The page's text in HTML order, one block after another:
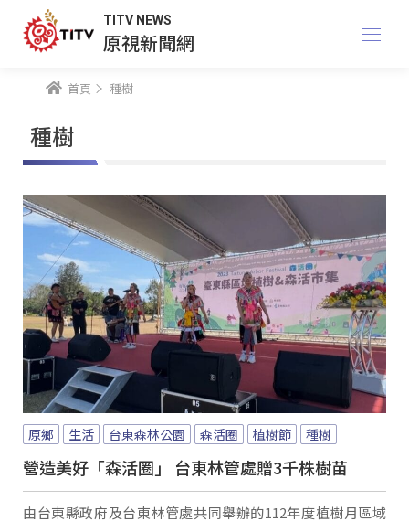
TITV NEWS
原視新聞網
首頁 種樹
種樹
原鄉 生活 台東森林公園 森活圈 植樹節 種樹
營造美好「森活圈」 台東林管處贈3千株樹苗
由台東縣政府及台東林管處共同舉辦的112年度植樹月區域